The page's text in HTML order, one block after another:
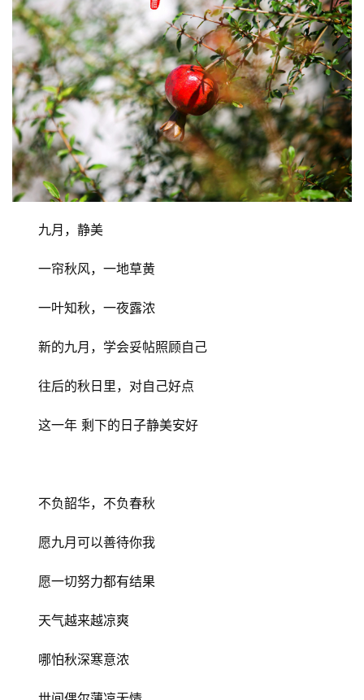
首
页
文
化
生
九月，静美
一帘秋风，一地草黄
一叶知秋，一夜露浓
新的九月，学会妥帖照顾自己
往后的秋日里，对自己好点
这一年 剩下的日子静美安好
不负韶华，不负春秋
愿九月可以善待你我
愿一切努力都有结果
天气越来越凉爽
哪怕秋深寒意浓